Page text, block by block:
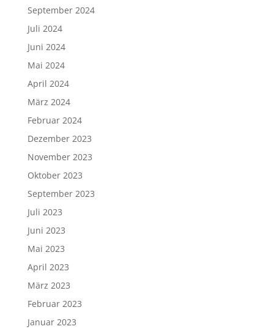
September 2024
Juli 2024
Juni 2024
Mai 2024
April 2024
März 2024
Februar 2024
Dezember 2023
November 2023
Oktober 2023
September 2023
Juli 2023
Juni 2023
Mai 2023
April 2023
März 2023
Februar 2023
Januar 2023